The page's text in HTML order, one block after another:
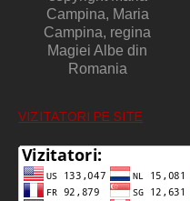
Campina, Maria
Campina, regina
Magiei Albe din
Romania
VIZITATORI PE SITE